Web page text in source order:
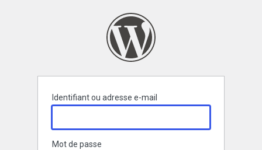
Identifiant ou adresse e-mail
Mot de passe